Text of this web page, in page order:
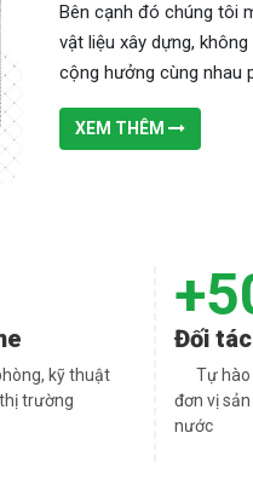
Bên cạnh đó chúng tôi
vật liệu xây dựng,
cộng hưởng cùng nhau
XEM THÊM
kỹ thuật
trường
Đối
Tự hào
đơn vị
nước